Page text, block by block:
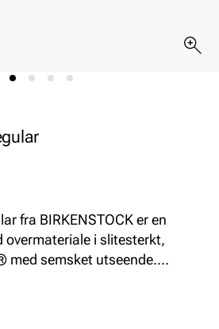
fra BIRKENSTOCK er en
overmateriale i slitesterkt,
med semsket utseende.
Arizona Narrow og gir god
robust valg innen biosandaler.